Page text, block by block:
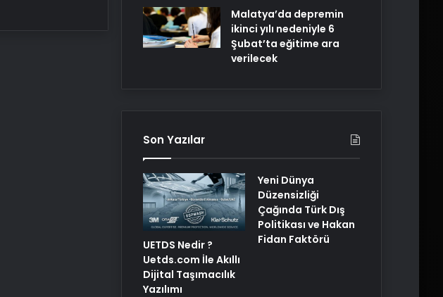
Malatya’da depremin
ikinci yılı nedeniyle 6
Şubat’ta eğitime ara
verilecek
Son Yazılar
UETDS Nedir ?
Uetds.com İle Akıllı
Dijital Taşımacılık
Yazılımı
Yeni Dünya
Düzensizliği
Çağında Türk Dış
Politikası ve Hakan
Fidan Faktörü